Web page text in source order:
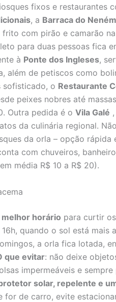
fixos e restaurantes
, a Barraca do Neném
com pirão e camarão na
para duas pessoas fica
à Ponte dos Ingleses,
além de petiscos como
sofisticado, o Restaurante
peixes nobres até
Outra pedida é o Vila Galé
da culinária regional.
da orla – opção rápida
com chuveiros,
média R$ 10 a R$ 20).
melhor horário para curtir
quando o sol está mais
a orla fica lotada,
que evitar: não deixe
impermeáveis e sempre
solar, repelente e
for de carro, evite